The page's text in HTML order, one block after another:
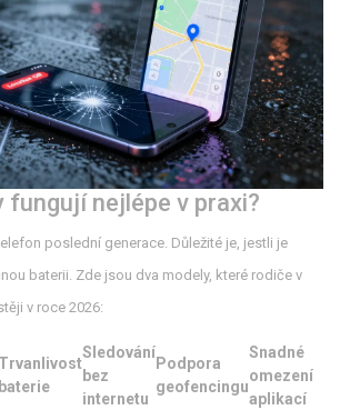
fungují nejlépe v praxi?
poslední generace. Důležité je, jestli je
baterii. Zde jsou dva modely, které rodiče v
v roce 2026:
Trvanlivost
baterie
Sledování
bez
internetu
Podpora
geofencingu
Snadné
omezení
aplikací